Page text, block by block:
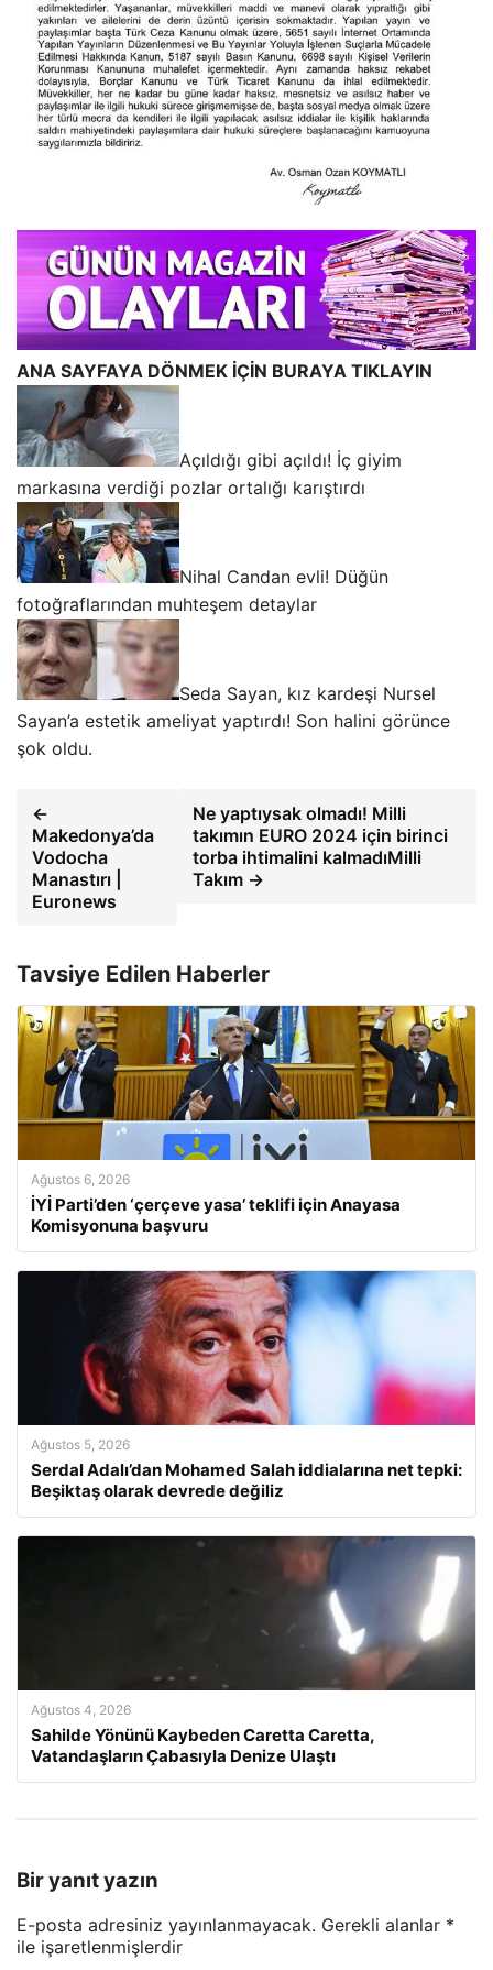
ANA SAYFAYA DÖNMEK İÇİN BURAYA TIKLAYIN
Açıldığı gibi açıldı! İç giyim
markasına verdiği pozlar ortalığı karıştırdı
Nihal Candan evli! Düğün
fotoğraflarından muhteşem detaylar
Seda Sayan, kız kardeşi Nursel
Sayan’a estetik ameliyat yaptırdı! Son halini görünce
şok oldu.
←
Makedonya’da
Vodocha
Manastırı |
Euronews
Ne yaptıysak olmadı! Milli
takımın EURO 2024 için birinci
torba ihtimalini kalmadıMilli
Takım →
Tavsiye Edilen Haberler
Ağustos 6, 2026
İYİ Parti’den ‘çerçeve yasa’ teklifi için Anayasa
Komisyonuna başvuru
Ağustos 5, 2026
Serdal Adalı’dan Mohamed Salah iddialarına net tepki:
Beşiktaş olarak devrede değiliz
Ağustos 4, 2026
Sahilde Yönünü Kaybeden Caretta Caretta,
Vatandaşların Çabasıyla Denize Ulaştı
Bir yanıt yazın
E-posta adresiniz yayınlanmayacak. Gerekli alanlar *
ile işaretlenmişlerdir